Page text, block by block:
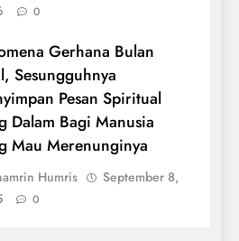
0
Gerhana Bulan
Sesungguhnya
Pesan Spiritual
Dalam Bagi Manusia
Mau Merenunginya
Humris
September 8,
0